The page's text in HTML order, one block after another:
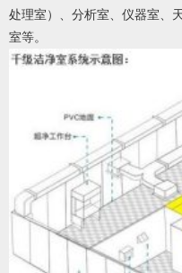
处理室）、分析室、仪器室、
室等。